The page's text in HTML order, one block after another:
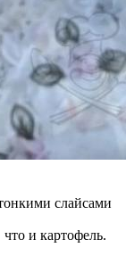
слайсами
и картофель.